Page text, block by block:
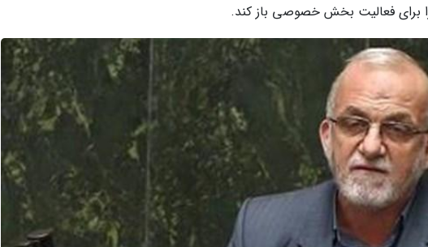
برای فعالیت بخش خصوصی باز کند.